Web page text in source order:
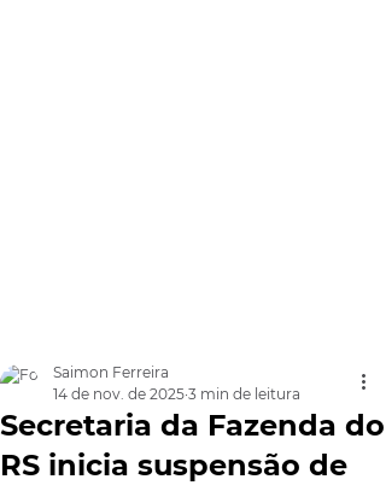
Secretaria da Fazenda do
RS inicia suspensão de
Saimon Ferreira
14 de nov. de 2025 3 min de leitura